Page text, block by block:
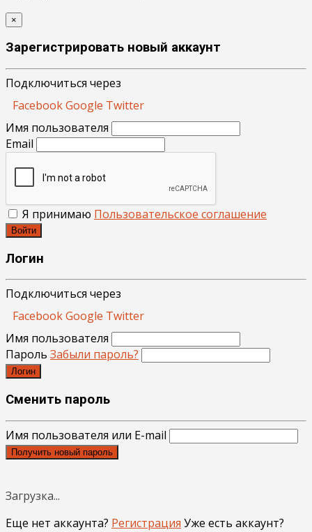
×
Зарегистрировать новый аккаунт
Подключиться через
FacebookGoogle Twitter
Имя пользователя
Email
Я принимаю Пользовательское соглашение
Войти
Логин
Подключиться через
FacebookGoogle Twitter
Имя пользователя
Пароль Забыли пароль?
Логин
Сменить пароль
Имя пользователя или E-mail
Получить новый пароль
Загрузка...
Еще нет аккаунта? Регистрация Уже есть аккаунт?